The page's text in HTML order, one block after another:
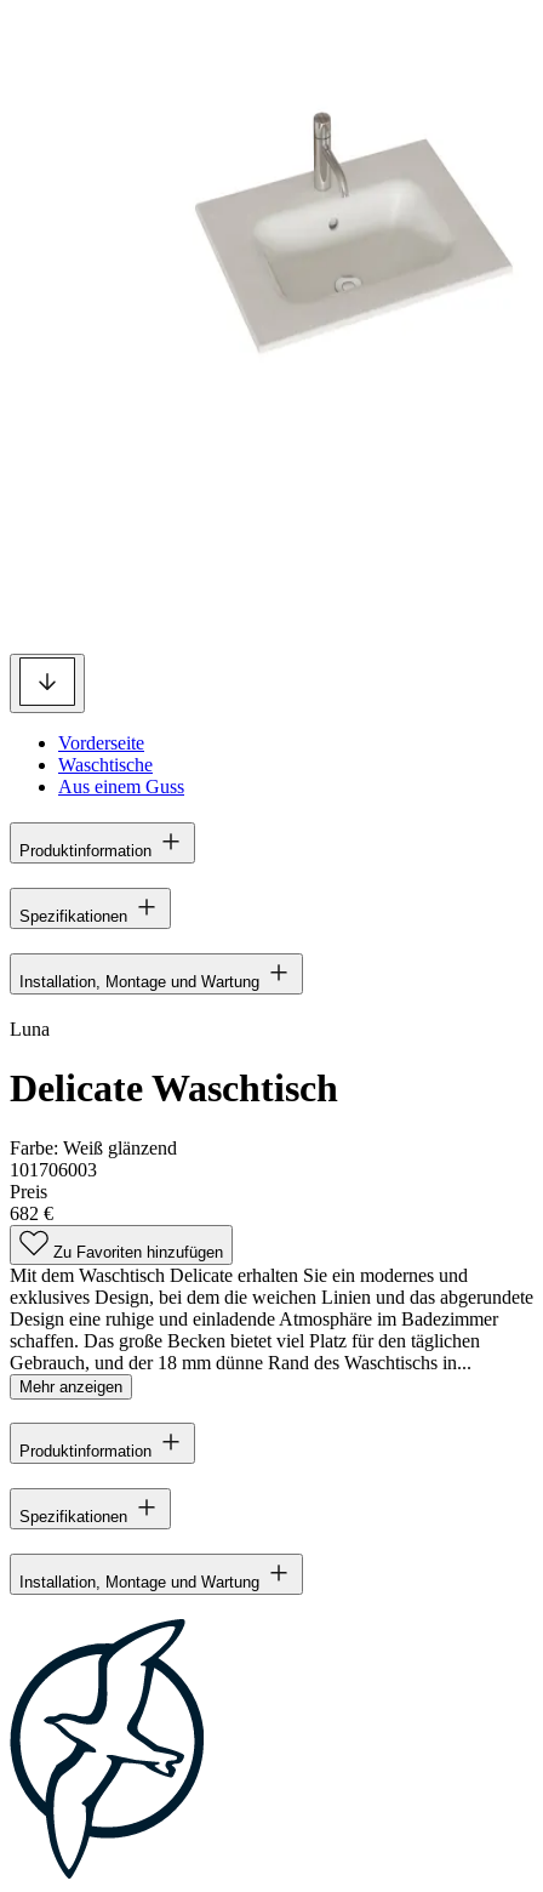
Vorderseite
Waschtische
Aus einem Guss
Produktinformation
Spezifikationen
Installation, Montage und Wartung
Luna
Delicate Waschtisch
Farbe: Weiß glänzend
101706003
Preis
682 €
Zu Favoriten hinzufügen
Mit dem Waschtisch Delicate erhalten Sie ein modernes und
exklusives Design, bei dem die weichen Linien und das abgerundete
Design eine ruhige und einladende Atmosphäre im Badezimmer
schaffen. Das große Becken bietet viel Platz für den täglichen
Gebrauch, und der 18 mm dünne Rand des Waschtischs in...
Mehr anzeigen
Produktinformation
Spezifikationen
Installation, Montage und Wartung